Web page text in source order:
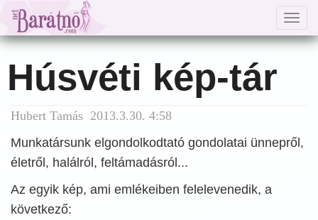
Húsvéti kép-tár
Hubert Tamás 2013.3.30. 4:58
Munkatársunk elgondolkodtató gondolatai ünnepről,
életről, halálról, feltámadásról...
Az egyik kép, ami emlékeiben felelevenedik, a
következő: